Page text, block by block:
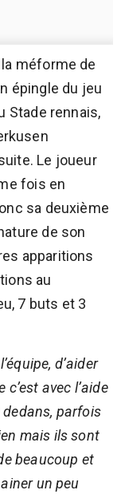
méforme de
épingle du jeu
Stade rennais,
Le joueur
fois en
sa deuxième
de son
apparitions
au
7 buts et 3
d’aider
c’est avec l’aide
parfois
mais ils sont
beaucoup et
un peu